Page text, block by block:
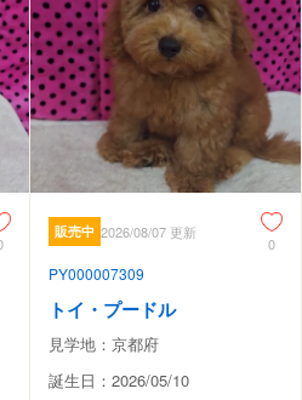
販売中 2026/08/07 更新
0
PY000007309
トイ・プードル
見学地：京都府
誕生日：2026/05/10